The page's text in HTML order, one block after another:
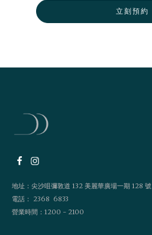
立刻預約
地址：尖沙咀彌敦道 132 美麗華廣場一期 128 號
電話： 2368 6833
營業時間：1200 - 2100